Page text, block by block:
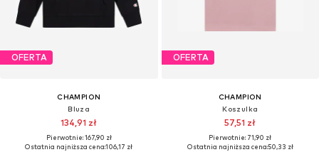
OFERTA
CHAMPION
Bluza
134,91 zł
Pierwotnie: 167,90 zł
Ostatnia najniższa cena:106,17 zł
OFERTA
CHAMPION
Koszulka
57,51 zł
Pierwotnie: 71,90 zł
Ostatnia najniższa cena:50,33 zł